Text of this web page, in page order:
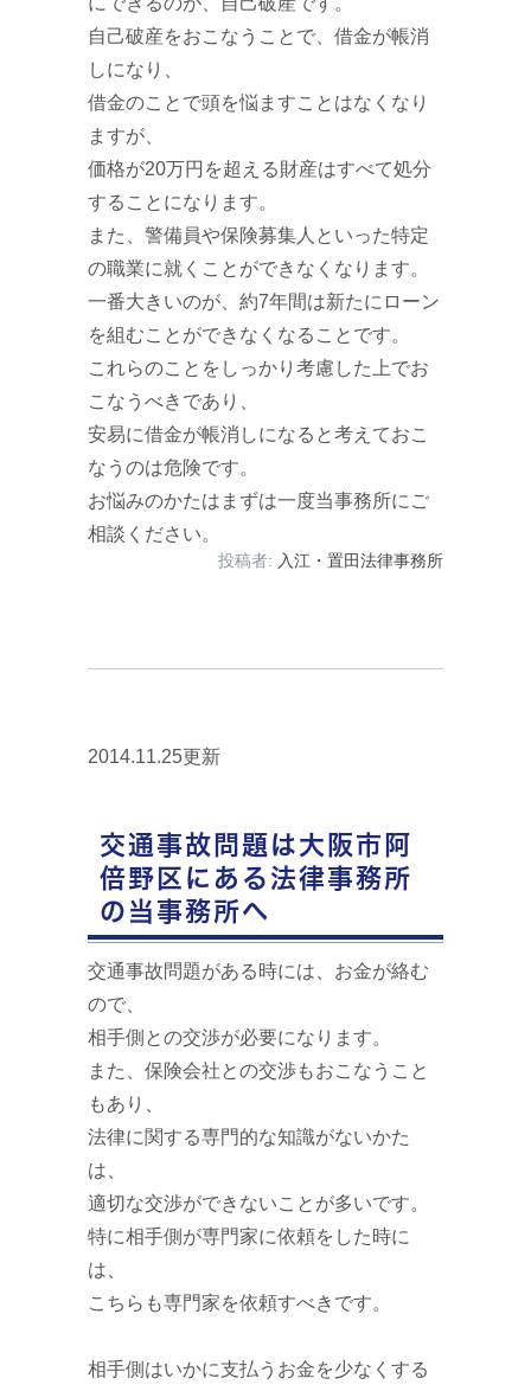
自己破産をおこなうことで、借金が帳消
しになり、
借金のことで頭を悩ますことはなくなり
ますが、
価格が20万円を超える財産はすべて処分
することになります。
また、警備員や保険募集人といった特定
の職業に就くことができなくなります。
一番大きいのが、約7年間は新たにローン
を組むことができなくなることです。
これらのことをしっかり考慮した上でお
こなうべきであり、
安易に借金が帳消しになると考えておこ
なうのは危険です。
お悩みのかたはまずは一度当事務所にご
相談ください。
投稿者: 入江・置田法律事務所
2014.11.25更新
交通事故問題は大阪市阿
倍野区にある法律事務所
の当事務所へ
交通事故問題がある時には、お金が絡む
ので、
相手側との交渉が必要になります。
また、保険会社との交渉もおこなうこと
もあり、
法律に関する専門的な知識がないかた
は、
適切な交渉ができないことが多いです。
特に相手側が専門家に依頼をした時に
は、
こちらも専門家を依頼すべきです。
相手側はいかに支払うお金を少なくする